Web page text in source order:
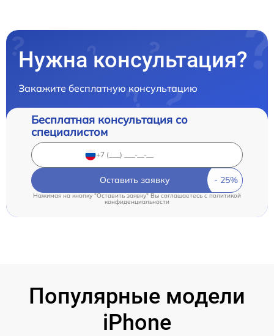
Нужна консультация?
Закажите бесплатную консультацию
Бесплатная консультация со
специалистом
Оставить заявку
Нажимая на кнопку "Оставить заявку" Вы соглашаетесь cполитикой
конфиденциальности
Популярные модели
iPhone